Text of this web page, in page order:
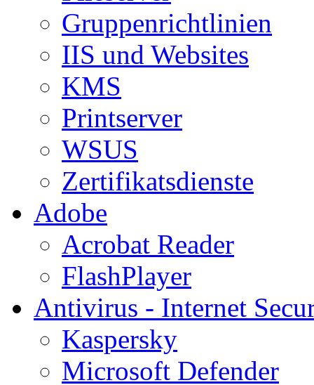
Gruppenrichtlinien
IIS und Websites
KMS
Printserver
WSUS
Zertifikatsdienste
Adobe
Acrobat Reader
FlashPlayer
Antivirus - Internet
Kaspersky
Microsoft Defender